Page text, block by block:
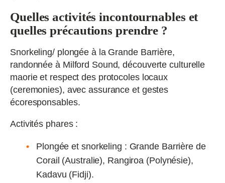
Quelles activités incontournables et
quelles précautions prendre ?
Snorkeling/ plongée à la Grande Barrière,
randonnée à Milford Sound, découverte culturelle
maorie et respect des protocoles locaux
(ceremonies), avec assurance et gestes
écoresponsables.
Activités phares :
Plongée et snorkeling : Grande Barrière de
Corail (Australie), Rangiroa (Polynésie),
Kadavu (Fidji).